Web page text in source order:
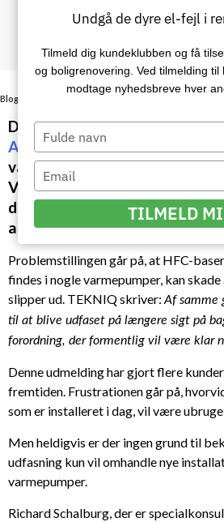
Sidst redigeret: 9.
Blog
Den 3. november 2022
Arbejdsgiverne en artikel
varmepumper, da flere
Vi viderebringer her den
du er opdateret på, hvad det
af varmepumper.
Problemstillingen går på, at HFC-
findes i nogle varmepumper, kan
slipper ud. TEKNIQ skriver: Af samme
til at blive udfaset på længere sigt på
forordning, der formentlig vil være klar
Denne udmelding har gjort flere
fremtiden. Frustrationen går på,
som er installeret i dag, vil være
Men heldigvis er der ingen grund til
udfasning kun vil omhandle nye
varmepumper.
Richard Schalburg, der er
Undgå de dyre el-fejl i
Tilmeld dig kundeklubben og få
og boligrenovering. Ved tilmelding til
modtage nyhedsbreve hver
Type
your
name
Type
your
email
TILMELD